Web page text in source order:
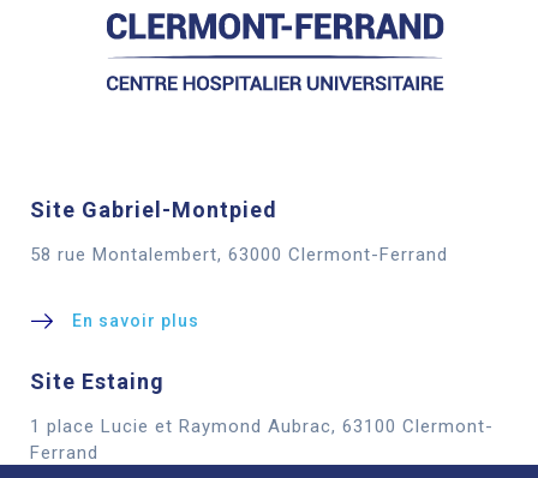
Site Gabriel-Montpied
58 rue Montalembert, 63000 Clermont-Ferrand
En savoir plus
Site Estaing
1 place Lucie et Raymond Aubrac, 63100 Clermont-
Ferrand